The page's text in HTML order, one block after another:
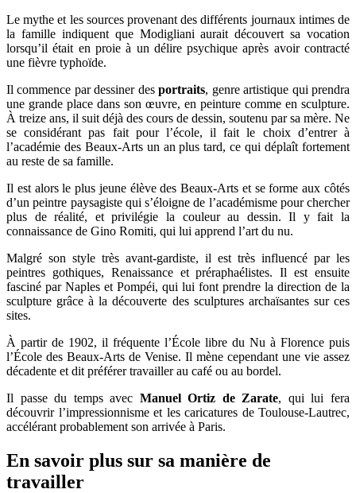
Le mythe et les sources provenant des différents journaux intimes de
la famille indiquent que Modigliani aurait découvert sa vocation
lorsqu’il était en proie à un délire psychique après avoir contracté
une fièvre typhoïde.
Il commence par dessiner desportraits, genre artistique qui prendra
une grande place dans son œuvre, en peinture comme en sculpture.
À treize ans, il suit déjà des cours de dessin, soutenu par sa mère. Ne
se considérant pas fait pour l’école, il fait le choix d’entrer à
l’académie des Beaux-Arts un an plus tard, ce qui déplaît fortement
au reste de sa famille.
Il est alors le plus jeune élève des Beaux-Arts et se forme aux côtés
d’un peintre paysagiste qui s’éloigne de l’académisme pour chercher
plus de réalité, et privilégie la couleur au dessin. Il y fait la
connaissance de Gino Romiti, qui lui apprend l’art du nu.
Malgré son style très avant-gardiste, il est très influencé par les
peintres gothiques, Renaissance et préraphaélistes. Il est ensuite
fasciné par Naples et Pompéi, qui lui font prendre la direction de la
sculpture grâce à la découverte des sculptures archaïsantes sur ces
sites.
À partir de 1902, il fréquente l’École libre du Nu à Florence puis
l’École des Beaux-Arts de Venise. Il mène cependant une vie assez
décadente et dit préférer travailler au café ou au bordel.
Il passe du temps avec Manuel Ortiz de Zarate, qui lui fera
découvrir l’impressionnisme et les caricatures de Toulouse-Lautrec,
accélérant probablement son arrivée à Paris.
En savoir plus sur sa manière de
travailler